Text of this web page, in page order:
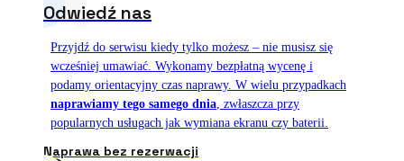
Odwiedź nas
Przyjdź do serwisu kiedy tylko możesz – nie musisz się
wcześniej umawiać. Wykonamy bezpłatną wycenę i
podamy orientacyjny czas naprawy. W wielu przypadkach
naprawiamy tego samego dnia, zwłaszcza przy
popularnych usługach jak wymiana ekranu czy baterii.
Naprawa bez rezerwacji